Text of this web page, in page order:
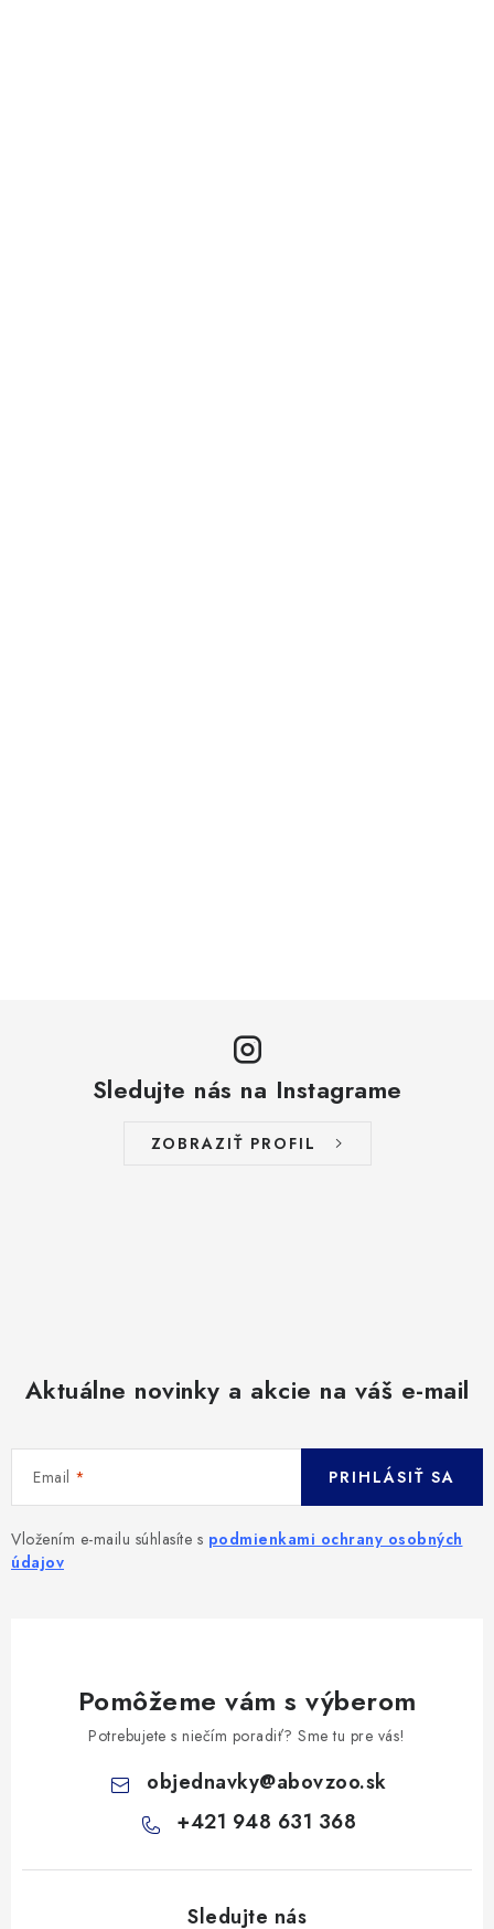
Sledujte nás na Instagrame
ZOBRAZIŤ PROFIL
Aktuálne novinky a akcie na váš e-mail
Email
Vložením e-mailu súhlasíte s podmienkami ochrany osobných
údajov
PRIHLÁSIŤ SA
Pomôžeme vám s výberom
Potrebujete s niečím poradiť? Sme tu pre vás!
objednavky@abovzoo.sk
+421 948 631 368